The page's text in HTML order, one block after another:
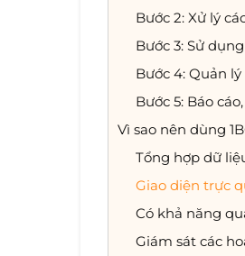
Bước 2: Xử lý
Bước 3: Sử
Bước 4: Quản
Bước 5: Báo
Vì sao nên dùng
Tổng hợp dữ
Giao diện trực
Có khả năng
Giám sát các